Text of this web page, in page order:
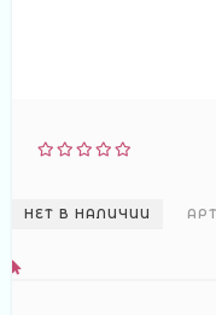
НЕТ В НАЛИЧИИ